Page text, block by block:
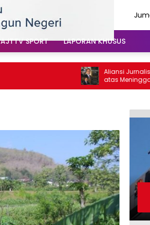
AJTTV SPORT LAPORAN KHUSUS
Aliansi Jurnalis
atas Meninggalnya Cak
Santoso: “Beliau